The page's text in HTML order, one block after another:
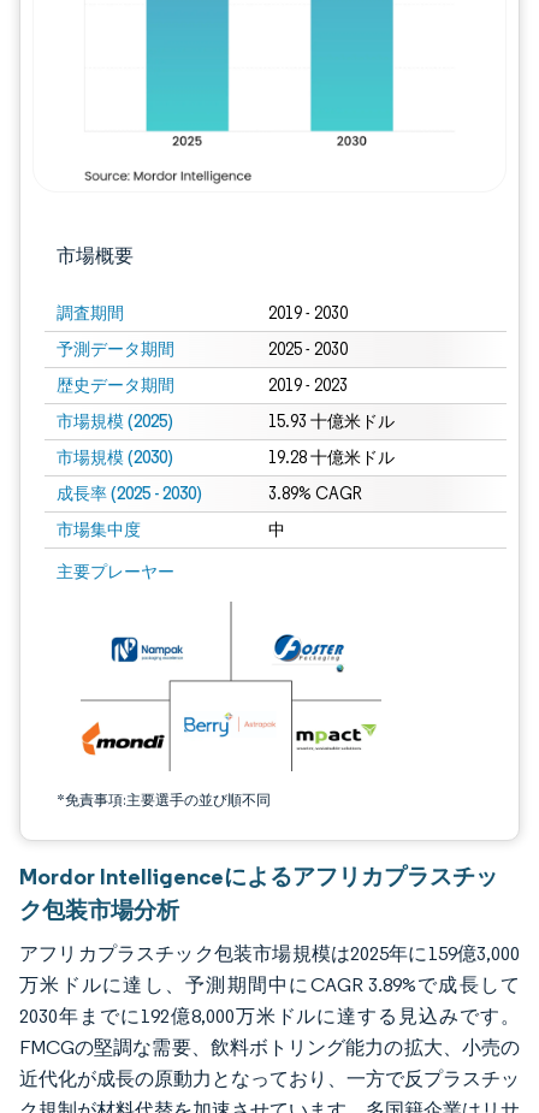
市場概要
調査期間 2019 - 2030
予測データ期間 2025 - 2030
歴史データ期間 2019 - 2023
市場規模 (2025) 15.93 十億米ドル
市場規模 (2030) 19.28 十億米ドル
成長率 (2025 - 2030) 3.89% CAGR
市場集中度 中
主要プレーヤー
*免責事項:主要選手の並び順不同
画像 © Mordor Intelligence。再利用にはCC BY 4.0の表示が必要です。
Mordor Intelligenceによるアフリカプラスチッ
ク包装市場分析
アフリカプラスチック包装市場規模は2025年に159億3,000
万米ドルに達し、予測期間中にCAGR 3.89%で成長して
2030年までに192億8,000万米ドルに達する見込みです。
FMCGの堅調な需要、飲料ボトリング能力の拡大、小売の
近代化が成長の原動力となっており、一方で反プラスチッ